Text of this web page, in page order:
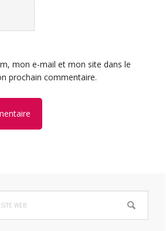
mon e-mail et mon site dans le
prochain commentaire.